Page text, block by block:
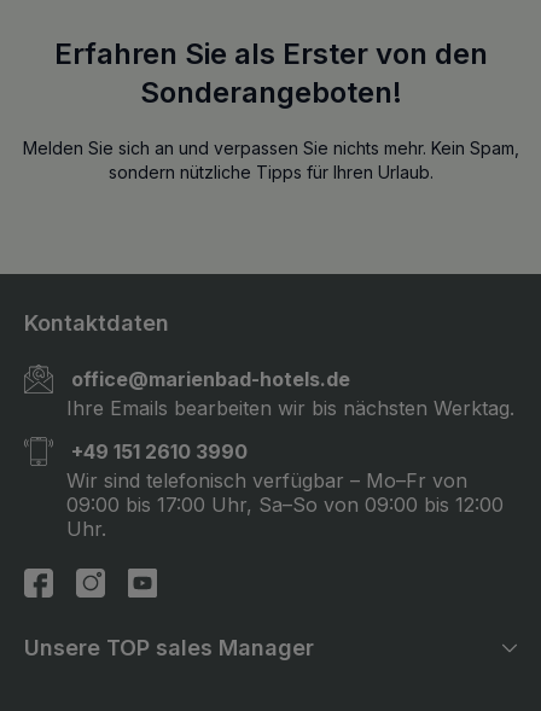
Erfahren Sie als Erster von den
Sonderangeboten!
Melden Sie sich an und verpassen Sie nichts mehr. Kein Spam,
sondern nützliche Tipps für Ihren Urlaub.
Unsere TOP sales Manager
Kontaktdaten
office@marienbad-hotels.de
Ihre Emails bearbeiten wir bis nächsten Werktag.
+49 151 2610 3990
Wir sind telefonisch verfügbar – Mo–Fr von
09:00 bis 17:00 Uhr, Sa–So von 09:00 bis 12:00
Uhr.